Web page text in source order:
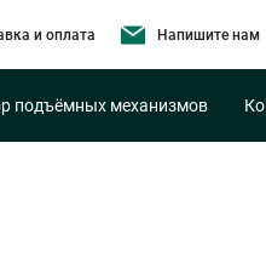
и оплата Напишите нам
подъёмных механизмов